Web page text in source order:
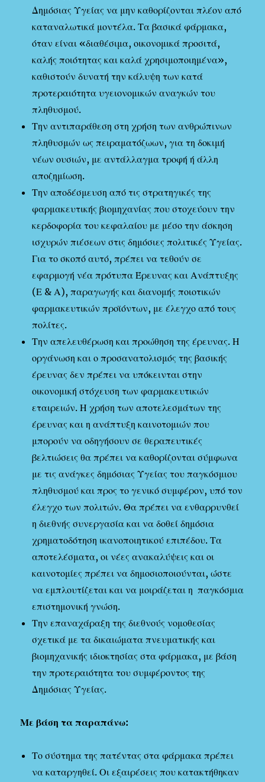
Δημόσιας Υγείας να μην καθορίζονται πλέον από
καταναλωτικά μοντέλα. Τα βασικά φάρμακα,
όταν είναι «διαθέσιμα, οικονομικά προσιτά,
καλής ποιότητας και καλά χρησιμοποιημένα»,
καθιστούν δυνατή την κάλυψη των κατά
προτεραιότητα υγειονομικών αναγκών του
πληθυσμού.
Την αντιπαράθεση στη χρήση των ανθρώπινων
πληθυσμών ως πειραματόζωων, για τη δοκιμή
νέων ουσιών, με αντάλλαγμα τροφή ή άλλη
αποζημίωση.
Την αποδέσμευση από τις στρατηγικές της
φαρμακευτικής βιομηχανίας που στοχεύουν την
κερδοφορία του κεφαλαίου με μέσο την άσκηση
ισχυρών πιέσεων στις δημόσιες πολιτικές Υγείας.
Για το σκοπό αυτό, πρέπει να τεθούν σε
εφαρμογή νέα πρότυπα Έρευνας και Ανάπτυξης
(Ε & Α), παραγωγής και διανομής ποιοτικών
φαρμακευτικών προϊόντων, με έλεγχο από τους
πολίτες.
Την απελευθέρωση και προώθηση της έρευνας. Η
οργάνωση και ο προσανατολισμός της βασικής
έρευνας δεν πρέπει να υπόκεινται στην
οικονομική στόχευση των φαρμακευτικών
εταιρειών. Η χρήση των αποτελεσμάτων της
έρευνας και η ανάπτυξη καινοτομιών που
μπορούν να οδηγήσουν σε θεραπευτικές
βελτιώσεις θα πρέπει να καθορίζονται σύμφωνα
με τις ανάγκες δημόσιας Υγείας του παγκόσμιου
πληθυσμού και προς το γενικό συμφέρον, υπό τον
έλεγχο των πολιτών. Θα πρέπει να ενθαρρυνθεί
η διεθνής συνεργασία και να δοθεί δημόσια
χρηματοδότηση ικανοποιητικού επιπέδου. Τα
αποτελέσματα, οι νέες ανακαλύψεις και οι
καινοτομίες πρέπει να δημοσιοποιούνται, ώστε
να εμπλουτίζεται και να μοιράζεται η παγκόσμια
επιστημονική γνώση.
Την επαναχάραξη της διεθνούς νομοθεσίας
σχετικά με τα δικαιώματα πνευματικής και
βιομηχανικής ιδιοκτησίας στα φάρμακα, με βάση
την προτεραιότητα του συμφέροντος της
Δημόσιας Υγείας.
Με βάση τα παραπάνω:
Το σύστημα της πατέντας στα φάρμακα πρέπει
να καταργηθεί. Οι εξαιρέσεις που κατακτήθηκαν